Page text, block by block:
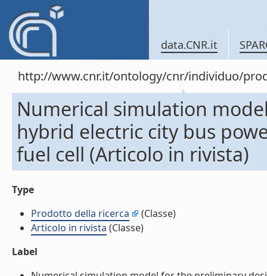
data.CNR.it
http://www.cnr.it/ontology/cnr/individuo/
Numerical simulation
hybrid electric city bus
fuel cell (Articolo in rivista)
Type
Prodotto della ricerca
(Classe)
Articolo in rivista (Classe)
Label